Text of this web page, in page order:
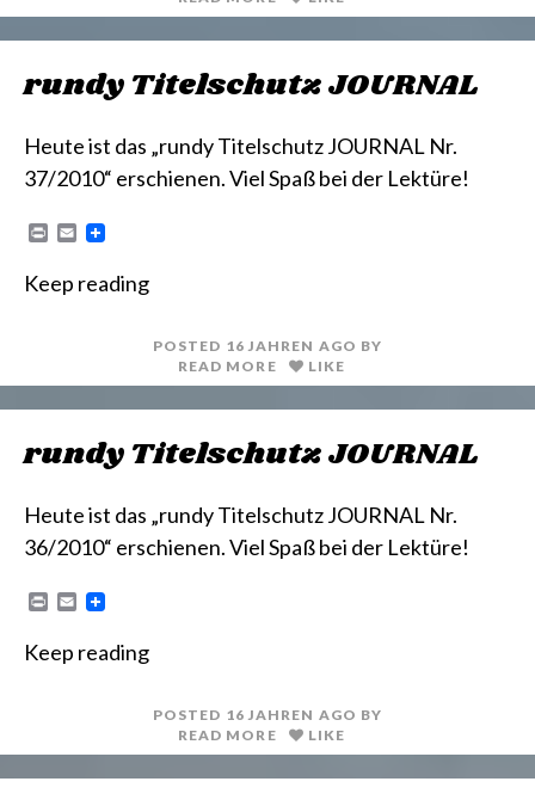
rundy Titelschutz JOURNAL
Heute ist das „rundy Titelschutz JOURNAL Nr.
37/2010“ erschienen. Viel Spaß bei der Lektüre!
P
n
E
i
Keep reading
POSTED 16 JAHREN AGO BY
READ MORE
LIKE
rundy Titelschutz JOURNAL
Heute ist das „rundy Titelschutz JOURNAL Nr.
36/2010“ erschienen. Viel Spaß bei der Lektüre!
n
E
i
Keep reading
POSTED 16 JAHREN AGO BY
READ MORE
LIKE